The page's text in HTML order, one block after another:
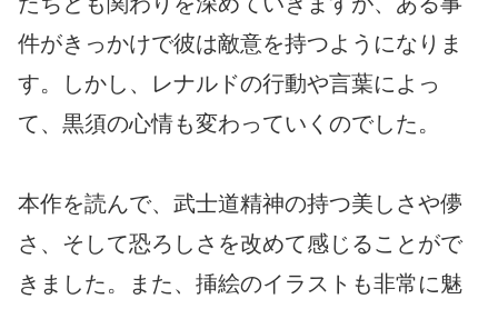
件がきっかけで彼は敵意を持つようになりま
す。しかし、レナルドの行動や言葉によっ
て、黒須の心情も変わっていくのでした。
本作を読んで、武士道精神の持つ美しさや儚
さ、そして恐ろしさを改めて感じることがで
きました。また、挿絵のイラストも非常に魅